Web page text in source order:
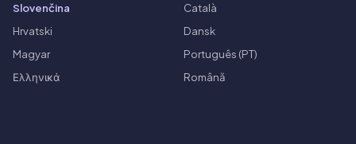
Slovenčina
Català
Hrvatski
Dansk
Magyar
Português (PT)
Ελληνικά
Română